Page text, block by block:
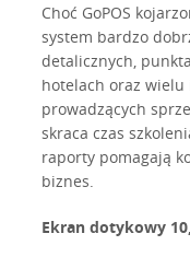
Choć GoPOS
system bardzo
detalicznych,
hotelach oraz wielu
prowadzących
skraca czas
raporty pomagają
biznes.
Ekran dotykowy